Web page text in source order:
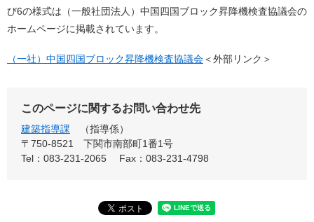
び6の様式は（一般社団法人）中国四国ブロック昇降機検査協議会の
ホームページに掲載されています。
（一社）中国四国ブロック昇降機検査協議会＜外部リンク＞
このページに関するお問い合わせ先
建築指導課
指導係
〒750-8521
下関市南部町1番1号
Tel：083-231-2065
Fax：083-231-4798